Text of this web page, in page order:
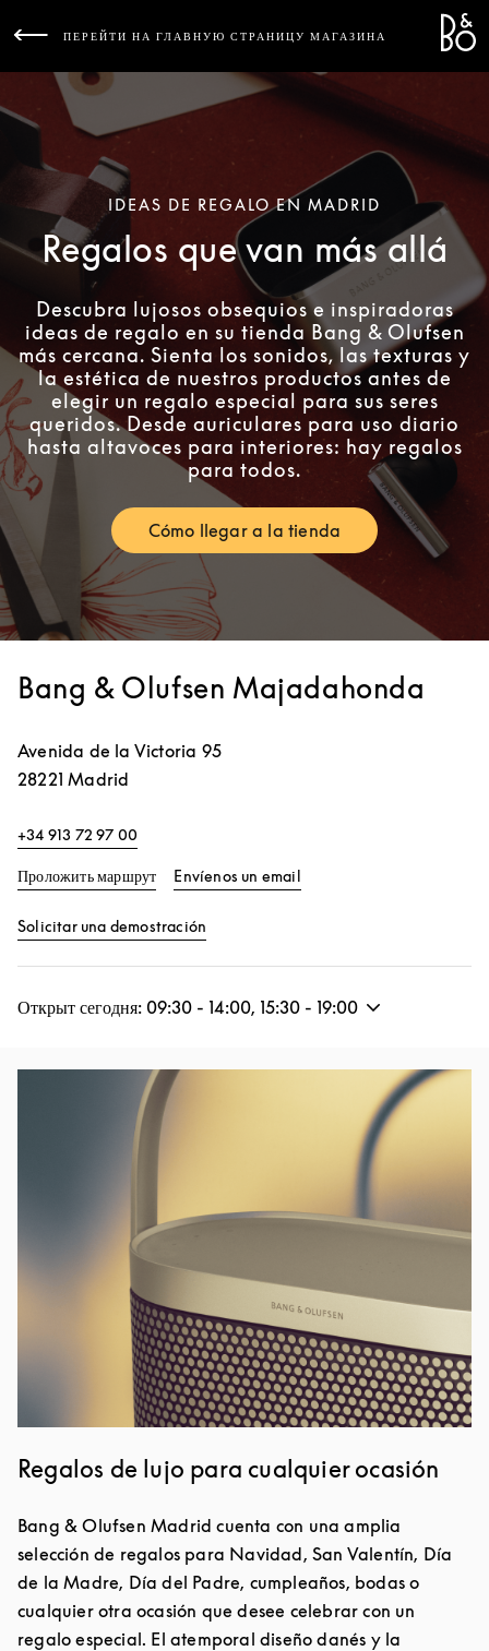
ПЕРЕЙТИ НА ГЛАВНУЮ СТРАНИЦУ МАГАЗИНА
IDEAS DE REGALO EN MADRID
Regalos que van más allá
Descubra lujosos obsequios e inspiradoras
ideas de regalo en su tienda Bang & Olufsen
más cercana. Sienta los sonidos, las texturas y
la estética de nuestros productos antes de
elegir un regalo especial para sus seres
queridos. Desde auriculares para uso diario
hasta altavoces para interiores: hay regalos
para todos.
Cómo llegar a la tienda
Link Opens in New Tab
Bang & Olufsen Majadahonda
Avenida de la Victoria 95
28221 Madrid
+34 913 72 97 00
Проложить маршрутLink Opens in New Tab
Envíenos un email
Solicitar una demostración
Открыт сегодня: 09:30 - 14:00, 15:30 - 19:00
Изображение события
Regalos de lujo para cualquier ocasión
Bang & Olufsen Madrid cuenta con una amplia
selección de regalos para Navidad, San Valentín, Día
de la Madre, Día del Padre, cumpleaños, bodas o
cualquier otra ocasión que desee celebrar con un
regalo especial. El atemporal diseño danés y la